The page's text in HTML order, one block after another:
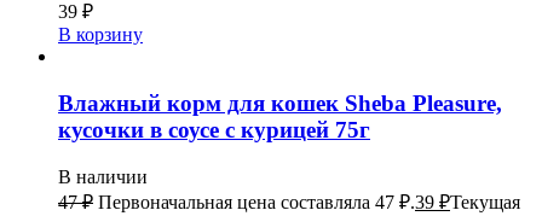
39 ₽
В корзину
Влажный корм для кошек Sheba Pleasure,
кусочки в соусе с курицей 75г
В наличии
47₽ Первоначальная цена составляла 47 ₽.39 ₽Текущая